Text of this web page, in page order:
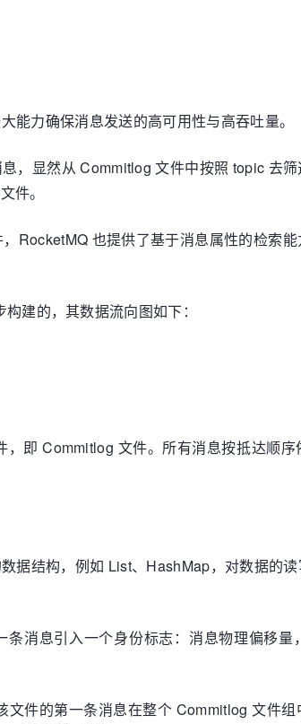
能力确保消息发送的高可用性与高吞吐量。
，显然从 Commitlog 文件中按照 topic 去
件。
RocketMQ 也提供了基于消息属性的检索
建的，其数据流向图如下：
即 Commitlog 文件。所有消息按抵达顺
据结构，例如 List、HashMap，对数据的
消息引入一个身份标志：消息物理偏移量
件的第一条消息在整个 Commitlog 文件